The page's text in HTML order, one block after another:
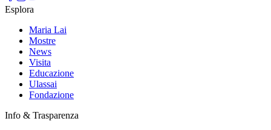
Esplora
Maria Lai
Mostre
News
Visita
Educazione
Ulassai
Fondazione
Info & Trasparenza